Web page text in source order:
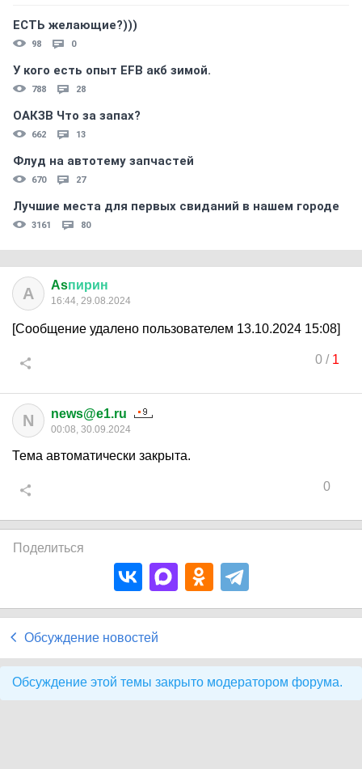
ЕСТЬ желающие?)))
98 0
У кого есть опыт EFB акб зимой.
788 28
ОАКЗВ Что за запах?
662 13
Флуд на автотему запчастей
670 27
Лучшие места для первых свиданий в нашем городе
3161 80
A Asпирин
16:44, 29.08.2024
[Сообщение удалено пользователем 13.10.2024 15:08]
0/ 1
N news@e1.ru
00:08, 30.09.2024
Тема автоматически закрыта.
0
Поделиться
Обсуждение новостей
Обсуждение этой темы закрыто модератором форума.